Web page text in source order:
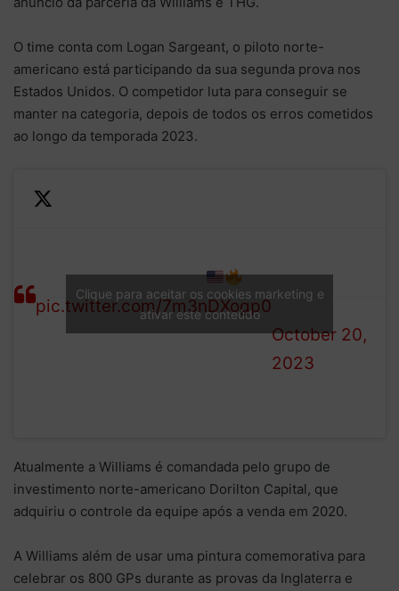
O time conta com Logan Sargeant, o piloto norte-
americano está participando da sua segunda prova nos
Estados Unidos. O competidor luta para conseguir se
manter na categoria, depois de todos os erros cometidos
ao longo da temporada 2023.
FW45: Austin Edition
pic.twitter.com/7m3nDXogp0
Team
(@WilliamsF1)
October 20,
2023
Clique para aceitar os cookies marketing e
ativar este conteúdo
Atualmente a Williams é comandada pelo grupo de
investimento norte-americano Dorilton Capital, que
adquiriu o controle da equipe após a venda em 2020.
A Williams além de usar uma pintura comemorativa para
celebrar os 800 GPs durante as provas da Inglaterra e